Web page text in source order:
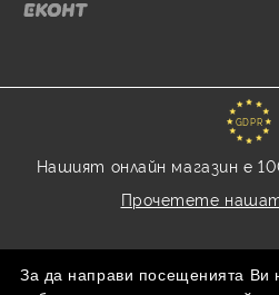
GDPR
Нашият онлайн магазин е
Прочетете
Моите
За да направи посещенията Ви